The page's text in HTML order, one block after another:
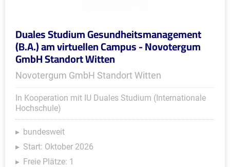
Duales Studium Gesundheitsmanagement
(B.A.) am virtuellen Campus - Novotergum
GmbH Standort Witten
Novotergum GmbH Standort Witten
In Kooperation mit IU Duales Studium (Internationale
Hochschule)
bundesweit
Start: Oktober 2026
Freie Plätze: 1